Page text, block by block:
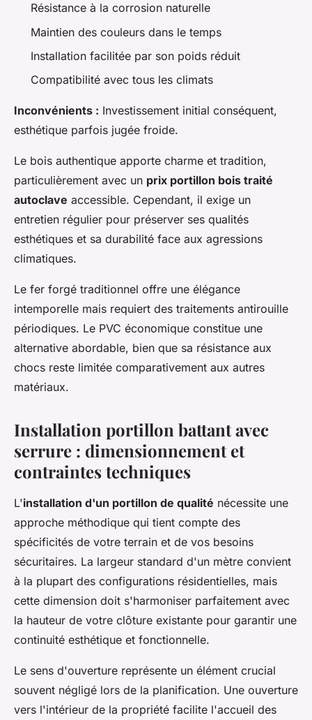
Résistance à la corrosion naturelle
Maintien des couleurs dans le temps
Installation facilitée par son poids réduit
Compatibilité avec tous les climats
Inconvénients : Investissement initial conséquent,
esthétique parfois jugée froide.
Le bois authentique apporte charme et tradition,
particulièrement avec un prix portillon bois traité
autoclave accessible. Cependant, il exige un
entretien régulier pour préserver ses qualités
esthétiques et sa durabilité face aux agressions
climatiques.
Le fer forgé traditionnel offre une élégance
intemporelle mais requiert des traitements antirouille
périodiques. Le PVC économique constitue une
alternative abordable, bien que sa résistance aux
chocs reste limitée comparativement aux autres
matériaux.
Installation portillon battant avec
serrure : dimensionnement et
contraintes techniques
L'installation d'un portillon de qualité nécessite une
approche méthodique qui tient compte des
spécificités de votre terrain et de vos besoins
sécuritaires. La largeur standard d'un mètre convient
à la plupart des configurations résidentielles, mais
cette dimension doit s'harmoniser parfaitement avec
la hauteur de votre clôture existante pour garantir une
continuité esthétique et fonctionnelle.
Le sens d'ouverture représente un élément crucial
souvent négligé lors de la planification. Une ouverture
vers l'intérieur de la propriété facilite l'accueil des